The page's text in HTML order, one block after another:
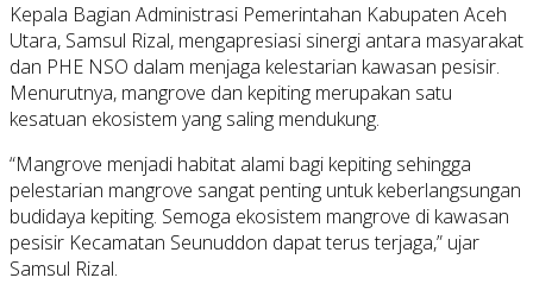
Kepala Bagian Administrasi Pemerintahan Kabupaten Aceh
Utara, Samsul Rizal, mengapresiasi sinergi antara masyarakat
dan PHE NSO dalam menjaga kelestarian kawasan pesisir.
Menurutnya, mangrove dan kepiting merupakan satu
kesatuan ekosistem yang saling mendukung.
“Mangrove menjadi habitat alami bagi kepiting sehingga
pelestarian mangrove sangat penting untuk keberlangsungan
budidaya kepiting. Semoga ekosistem mangrove di kawasan
pesisir Kecamatan Seunuddon dapat terus terjaga,” ujar
Samsul Rizal.